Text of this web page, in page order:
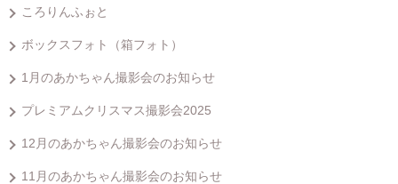
ころりんふぉと
ボックスフォト（箱フォト）
1月のあかちゃん撮影会のお知らせ
プレミアムクリスマス撮影会2025
12月のあかちゃん撮影会のお知らせ
11月のあかちゃん撮影会のお知らせ